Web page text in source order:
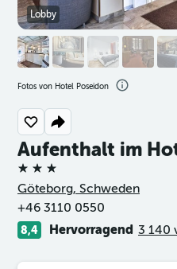
Aufenthalt im
3 Sterne
Göteborg, Schweden
+46 3110 0550
8,4 Hervorragend 3 140
Lobby
Fotos von Hotel Poseidon